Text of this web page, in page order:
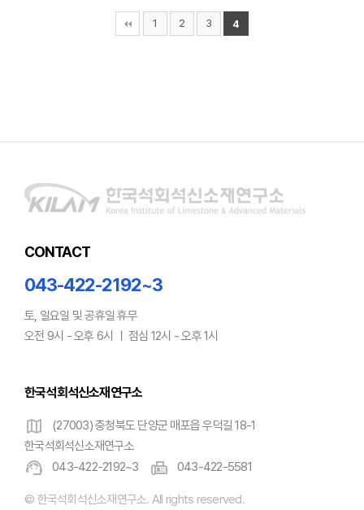
1 2 3 4
CONTACT
043-422-2192~3
토, 일요일 및 공휴일 휴무
오전 9시 - 오후 6시 ㅣ 점심 12시 - 오후 1시
한국석회석신소재연구소
map
(27003) 충청북도 단양군 매포읍 우덕길 18-1
한국석회석신소재연구소
support_agent 043-422-2192~3 fax 043-422-5581
© 한국석회석신소재연구소. All rights reserved.